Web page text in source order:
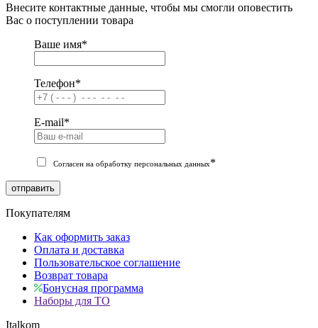
Внесите контактные данные, чтобы мы смогли оповестить
Вас о поступлении товара
Ваше имя*
Телефон*
E-mail*
Согласен на обработку персональных данных*
отправить
Покупателям
Как оформить заказ
Оплата и доставка
Пользовательское соглашение
Возврат товара
Бонусная программа
Наборы для ТО
Italkom